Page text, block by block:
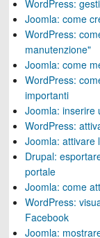
WordPress:
Joomla: come
WordPress:
manutenzione"
Joomla: come
WordPress:
importanti
Joomla: inserire
WordPress:
Joomla: attivare
Drupal:
portale
Joomla: come
WordPress:
Facebook
Joomla: